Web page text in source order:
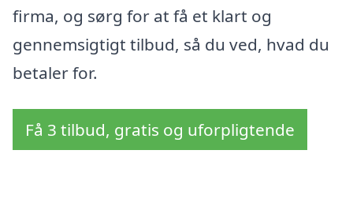
firma, og sørg for at få et klart og
gennemsigtigt tilbud, så du ved, hvad du
betaler for.
Få 3 tilbud, gratis og uforpligtende